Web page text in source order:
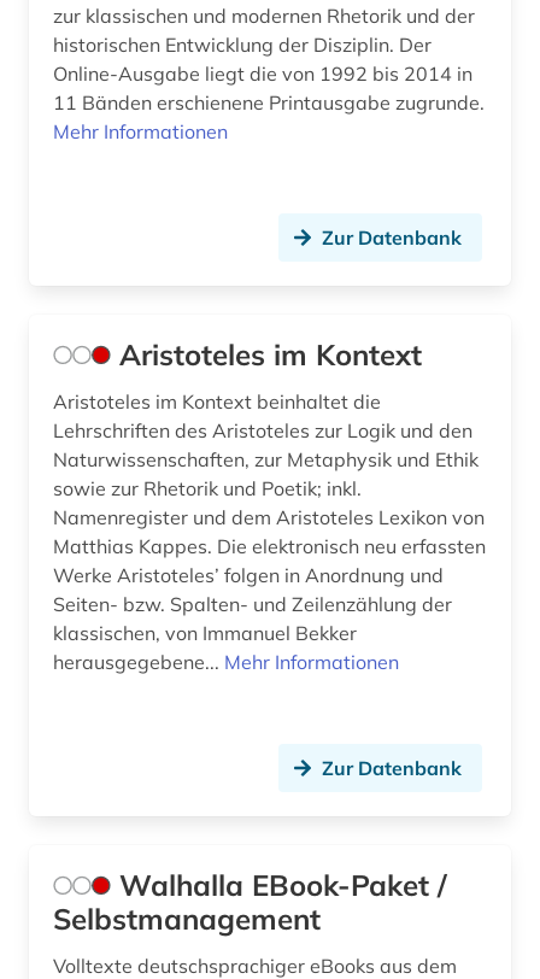
zur klassischen und modernen Rhetorik und der
historischen Entwicklung der Disziplin. Der
Online-Ausgabe liegt die von 1992 bis 2014 in
11 Bänden erschienene Printausgabe zugrunde.
Mehr Informationen
Zur Datenbank
Aristoteles im Kontext
Aristoteles im Kontext beinhaltet die
Lehrschriften des Aristoteles zur Logik und den
Naturwissenschaften, zur Metaphysik und Ethik
sowie zur Rhetorik und Poetik; inkl.
Namenregister und dem Aristoteles Lexikon von
Matthias Kappes. Die elektronisch neu erfassten
Werke Aristoteles’ folgen in Anordnung und
Seiten- bzw. Spalten- und Zeilenzählung der
klassischen, von Immanuel Bekker
herausgegebene... Mehr Informationen
Zur Datenbank
Walhalla EBook-Paket /
Selbstmanagement
Volltexte deutschsprachiger eBooks aus dem